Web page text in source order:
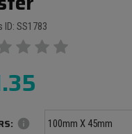
ID: SS1783
info